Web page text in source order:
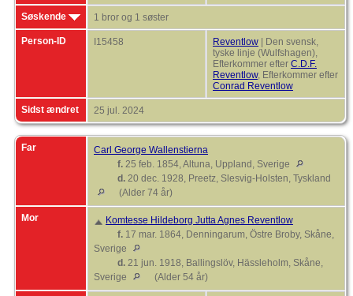
Søskende 1 bror og 1 søster
Person-ID I15458 Reventlow | Den svensk,
tyske linje (Wulfshagen),
Efterkommer efter C.D.F.
Reventlow, Efterkommer efter
Conrad Reventlow
Sidst ændret 25 jul. 2024
Far
Carl George Wallenstierna
f. 25 feb. 1854, Altuna, Uppland, Sverige
d. 20 dec. 1928, Preetz, Slesvig-Holsten, Tyskland
(Alder 74 år)
Mor
Komtesse Hildeborg Jutta Agnes Reventlow
f. 17 mar. 1864, Denningarum, Östre Broby, Skåne,
Sverige
d. 21 jun. 1918, Ballingslöv, Hässleholm, Skåne,
Sverige
(Alder 54 år)